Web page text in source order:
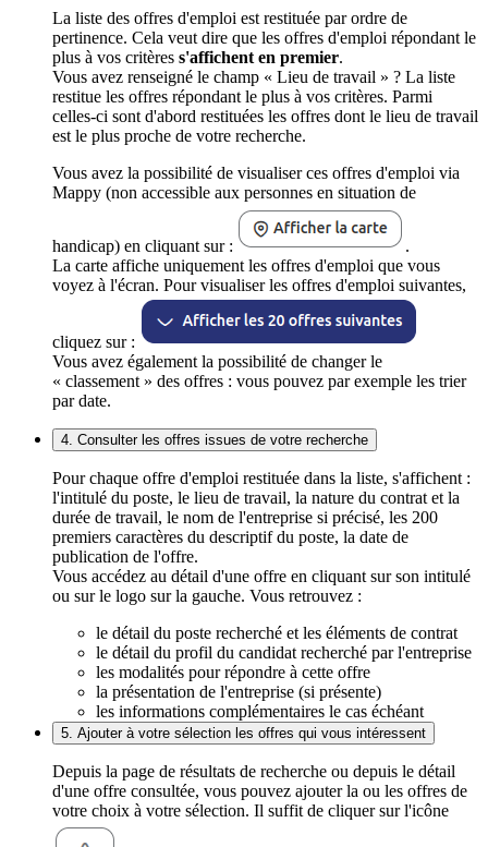
La liste des offres d'emploi est restituée par ordre de
pertinence. Cela veut dire que les offres d'emploi répondant le
plus à vos critères s'affichent en premier.
Vous avez renseigné le champ « Lieu de travail » ? La liste
restitue les offres répondant le plus à vos critères. Parmi
celles-ci sont d'abord restituées les offres dont le lieu de travail
est le plus proche de votre recherche.
Vous avez la possibilité de visualiser ces offres d'emploi via
Mappy (non accessible aux personnes en situation de
handicap) en cliquant sur :
.
La carte affiche uniquement les offres d'emploi que vous
voyez à l'écran. Pour visualiser les offres d'emploi suivantes,
cliquez sur :
Vous avez également la possibilité de changer le
« classement » des offres : vous pouvez par exemple les trier
par date.
4. Consulter les offres issues de votre recherche
Pour chaque offre d'emploi restituée dans la liste, s'affichent :
l'intitulé du poste, le lieu de travail, la nature du contrat et la
durée de travail, le nom de l'entreprise si précisé, les 200
premiers caractères du descriptif du poste, la date de
publication de l'offre.
Vous accédez au détail d'une offre en cliquant sur son intitulé
ou sur le logo sur la gauche. Vous retrouvez :
le détail du poste recherché et les éléments de contrat
le détail du profil du candidat recherché par l'entreprise
les modalités pour répondre à cette offre
la présentation de l'entreprise (si présente)
les informations complémentaires le cas échéant
5. Ajouter à votre sélection les offres qui vous intéressent
Depuis la page de résultats de recherche ou depuis le détail
d'une offre consultée, vous pouvez ajouter la ou les offres de
votre choix à votre sélection. Il suffit de cliquer sur l'icône